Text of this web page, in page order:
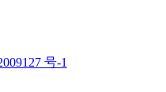
号-1